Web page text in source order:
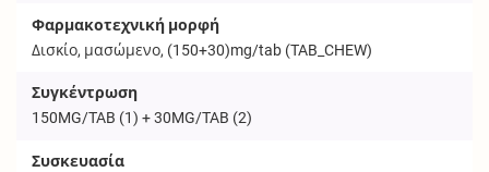
Φαρμακοτεχνική μορφή
Δισκίο, μασώμενο, (150+30)mg/tab (TAB_CHEW)
Συγκέντρωση
150MG/TAB (1) + 30MG/TAB (2)
Συσκευασία